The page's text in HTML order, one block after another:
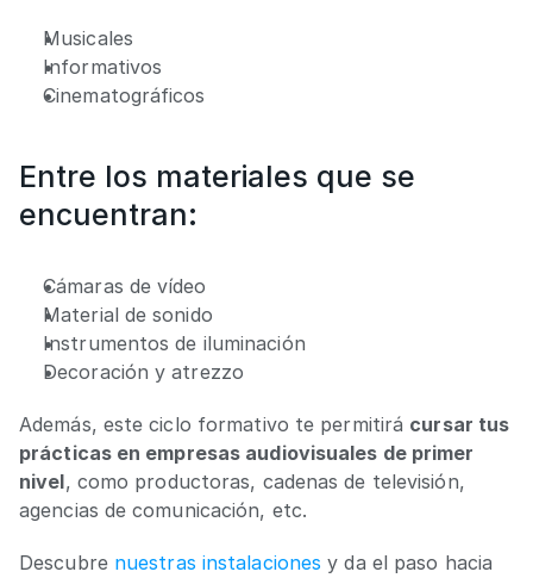
Musicales
Informativos
Cinematográficos
Entre los materiales que se
encuentran:
Cámaras de vídeo
Material de sonido
Instrumentos de iluminación
Decoración y atrezzo
Además, este ciclo formativo te permitirá cursar tus
prácticas en empresas audiovisuales de primer
nivel, como productoras, cadenas de televisión,
agencias de comunicación, etc.
Descubre nuestras instalaciones y da el paso hacia